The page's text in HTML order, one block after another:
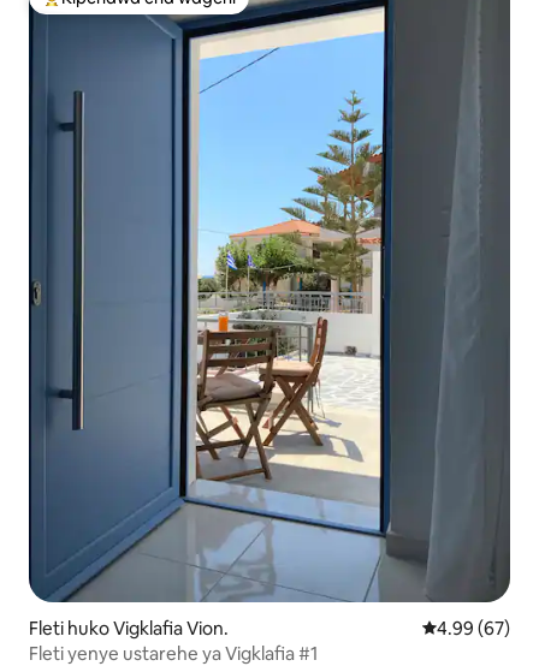
Kipendwa maarufu cha wageni
Fleti huko Vigklafia Vion. Ukadiriaji wa
4.99 (67)
Fleti yenye ustarehe ya Vigklafia #1